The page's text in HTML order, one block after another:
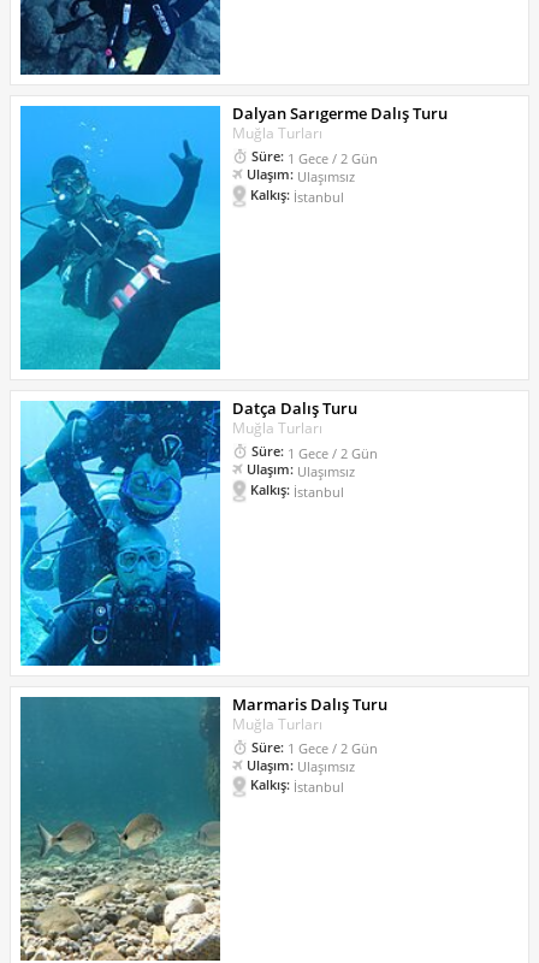
Dalyan Sarıgerme Dalış Turu
Muğla Turları
Süre: 1 Gece / 2 Gün
Ulaşım: Ulaşımsız
Kalkış: İstanbul
Datça Dalış Turu
Muğla Turları
Süre: 1 Gece / 2 Gün
Ulaşım: Ulaşımsız
Kalkış: İstanbul
Marmaris Dalış Turu
Muğla Turları
Süre: 1 Gece / 2 Gün
Ulaşım: Ulaşımsız
Kalkış: İstanbul